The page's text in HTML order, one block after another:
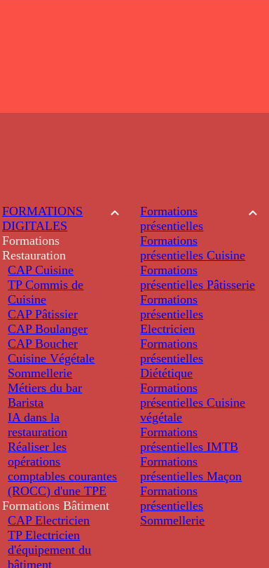
FORMATIONS
DIGITALES
Formations
Restauration
CAP Cuisine
TP Commis de
Cuisine
CAP Pâtissier
CAP Boulanger
CAP Boucher
Cuisine Végétale
Sommellerie
Métiers du bar
Barista
IA dans la
restauration
Réaliser les
opérations
comptables courantes
(ROCC) d'une TPE
Formations Bâtiment
CAP Electricien
TP Electricien
d'équipement du
bâtiment
Formations
présentielles
Formations
présentielles Cuisine
Formations
présentielles Pâtisserie
Formations
présentielles
Electricien
Formations
présentielles
Diététique
Formations
présentielles Cuisine
végétale
Formations
présentielles IMTB
Formations
présentielles Maçon
Formations
présentielles
Sommellerie